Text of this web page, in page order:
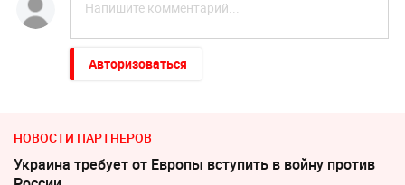
Авторизоваться
НОВОСТИ ПАРТНЕРОВ
Украина требует от Европы вступить в войну против